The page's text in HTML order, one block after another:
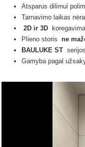
Atsparus dilimui
Tarnavimo laikas
2D ir 3D
Plieno storis ne
BAULUKE ST
Gamyba pagal